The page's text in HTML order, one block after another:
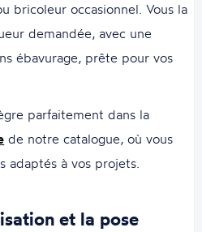
bricoleur occasionnel. Vous la
demandée, avec une
ébavurage, prête pour vos
parfaitement dans la
de notre catalogue, où vous
adaptés à vos projets.
et la pose